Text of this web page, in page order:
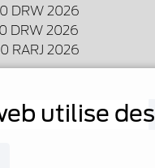
DRW 2026
DRW 2026
RARJ 2026
utilise des